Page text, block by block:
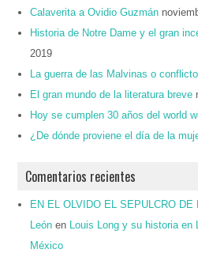
Calaverita a Ovidio Guzmán
Historia de Notre Dame y el gran
2019
La guerra de las Malvinas o
El gran mundo de la literatura breve
Hoy se cumplen 30 años del world
¿De dónde proviene el día de la
Comentarios recientes
EN EL OLVIDO EL SEPULCRO
León en
Louis Long y su historia en
México